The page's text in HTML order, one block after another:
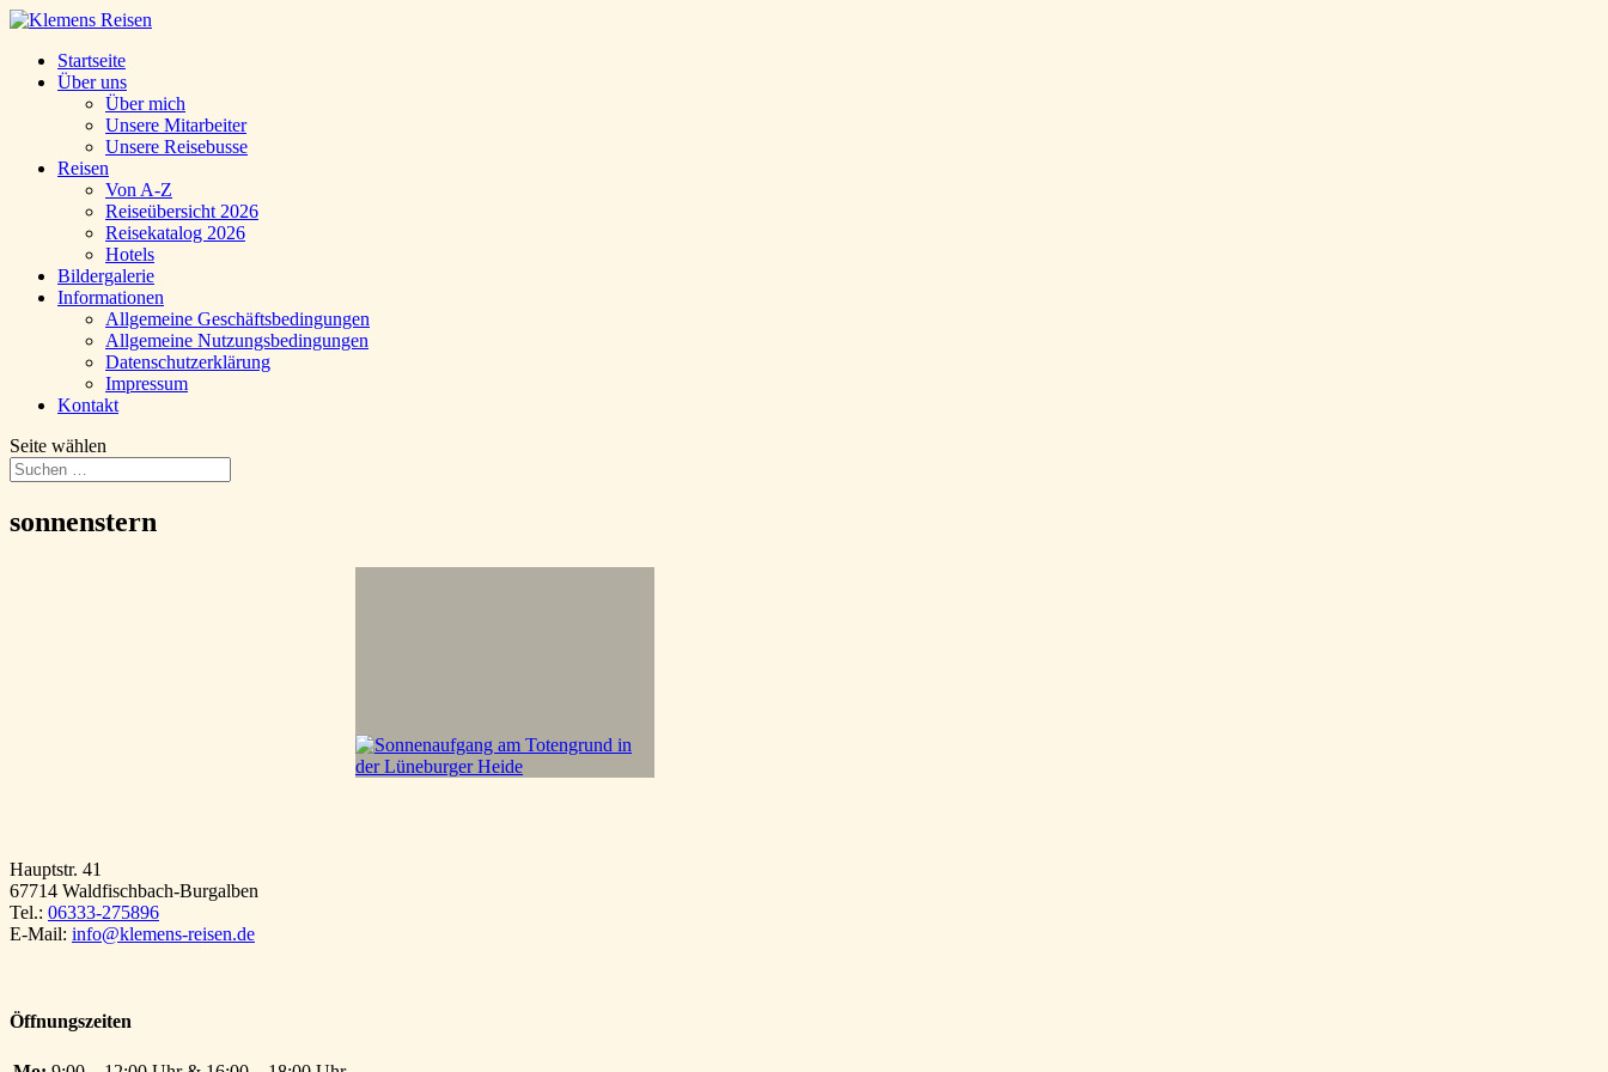
Startseite
Über uns
Über mich
Unsere Mitarbeiter
Unsere Reisebusse
Reisen
Von A-Z
Reiseübersicht 2026
Reisekatalog 2026
Hotels
Bildergalerie
Informationen
Allgemeine Geschäftsbedingungen
Allgemeine Nutzungsbedingungen
Datenschutzerklärung
Impressum
Kontakt
Seite wählen
sonnenstern
Hauptstr. 41
67714 Waldfischbach-Burgalben
Tel.: 06333-275896
E-Mail: info@klemens-reisen.de
Öffnungszeiten